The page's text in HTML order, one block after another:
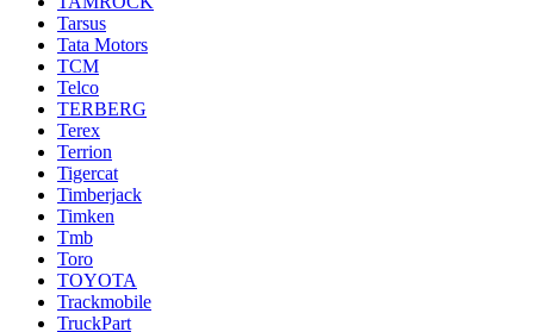
Tarsus
Tata Motors
TCM
Telco
TERBERG
Terex
Terrion
Tigercat
Timberjack
Timken
Tmb
Toro
TOYOTA
Trackmobile
TruckPart